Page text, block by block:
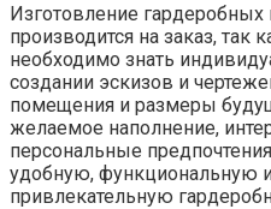
Изготовление
производится на заказ, так
необходимо знать
создании эскизов и
помещения и размеры
желаемое наполнение,
персональные
удобную, функциональную и
привлекательную